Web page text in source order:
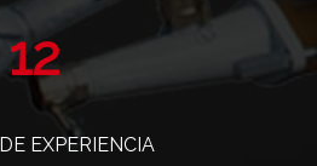
14
EXPERIENCIA